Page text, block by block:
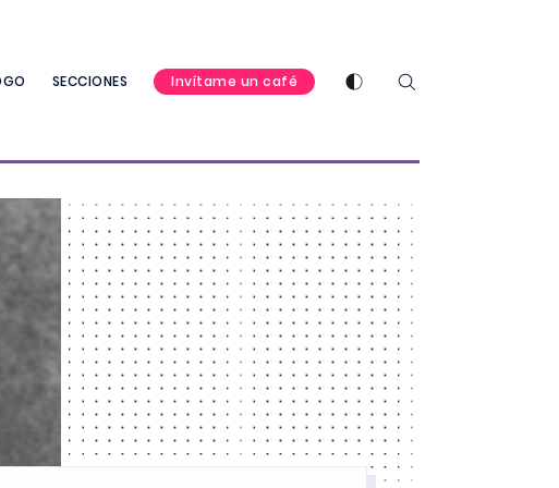
SECCIONES Invítame un café Enable dark mode